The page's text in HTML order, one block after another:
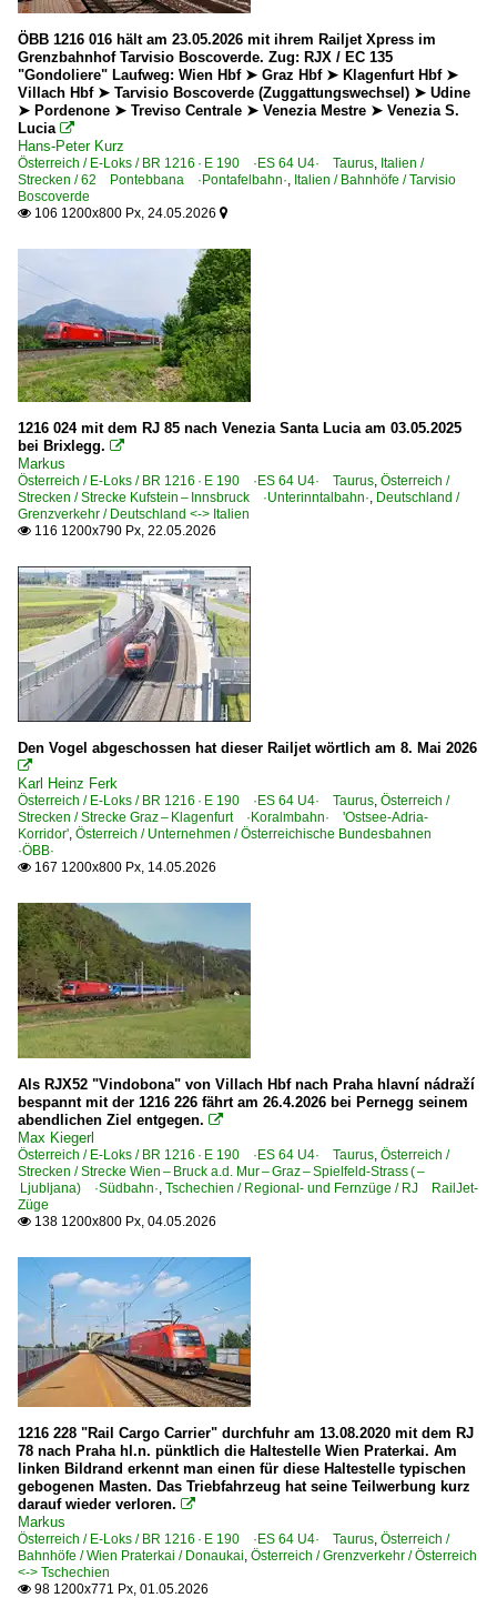
Sonstiges
Kurioses
Nachtaufnahmen
241 (Děčín–) Schöna – Bad Schandau – Pirna – Dresden
Strecken | KBS 400-499
440 Hagen – Finnentrop – Kreuztal – Siegen ·Ruhr-Sieg-
Strecken | KBS 600-699
655 Mannheim – Biblis – Riedstadt – Frankfurt
Strecken | KBS 700-799
720 Offenburg – Villingen – Singen (–Konstanz)
Strecken | KBS 800-999
880 Nürnberg – Regensburg – Obertraubling – Passau
950 München – Rosenheim
951 (München–) Rosenheim – Freilassing (–Salzburg)
955 (München–) Holzkirchen – Schliersee – Bayrischzell
980 Augsburg – Neuoffingen – Günzburg – Ulm
Italien
Bahnhöfe
Bolzano (Bozen)
Brennero
Bressanone (Brixen)
Peri
Pontebba
Suedtirol
Tarvisio Boscoverde
Venezia Santa Lucia (Venedig)
E-Loks
E.412
E.464 'locomotiva monocabina'
Elektrotriebzüge
ETR 170 ·Flirt MS 6-tlg·
Strecken
43 Brenner/Brennero – Verona ·Brennerbahn·
44 Franzenfeste – San Candido/Innichen
62 Pontebbana ·Pontafelbahn·
Unternehmen
ÖBB 1216 016 hält am 23.05.2026 mit ihrem Railjet Xpress im
Grenzbahnhof Tarvisio Boscoverde. Zug: RJX / EC 135
"Gondoliere" Laufweg: Wien Hbf ➤ Graz Hbf ➤ Klagenfurt Hbf ➤
Villach Hbf ➤ Tarvisio Boscoverde (Zuggattungswechsel) ➤ Udine
➤ Pordenone ➤ Treviso Centrale ➤ Venezia Mestre ➤ Venezia S.
Lucia 
Hans-Peter Kurz
Österreich / E-Loks / BR 1216 · E 190 ·ES 64 U4· Taurus, Italien /
Strecken / 62 Pontebbana ·Pontafelbahn·, Italien / Bahnhöfe / Tarvisio
Boscoverde
 106 1200x800 Px, 24.05.2026 
1216 024 mit dem RJ 85 nach Venezia Santa Lucia am 03.05.2025
bei Brixlegg. 
Markus
Österreich / E-Loks / BR 1216 · E 190 ·ES 64 U4· Taurus, Österreich /
Strecken / Strecke Kufstein – Innsbruck ·Unterinntalbahn·, Deutschland /
Grenzverkehr / Deutschland <-> Italien
 116 1200x790 Px, 22.05.2026
Den Vogel abgeschossen hat dieser Railjet wörtlich am 8. Mai 2026

Karl Heinz Ferk
Österreich / E-Loks / BR 1216 · E 190 ·ES 64 U4· Taurus, Österreich /
Strecken / Strecke Graz – Klagenfurt ·Koralmbahn· 'Ostsee-Adria-
Korridor', Österreich / Unternehmen / Österreichische Bundesbahnen
·ÖBB·
 167 1200x800 Px, 14.05.2026
Als RJX52 "Vindobona" von Villach Hbf nach Praha hlavní nádraží
bespannt mit der 1216 226 fährt am 26.4.2026 bei Pernegg seinem
abendlichen Ziel entgegen. 
Max Kiegerl
Österreich / E-Loks / BR 1216 · E 190 ·ES 64 U4· Taurus, Österreich /
Strecken / Strecke Wien – Bruck a.d. Mur – Graz – Spielfeld-Strass ( –
Ljubljana) ·Südbahn·, Tschechien / Regional- und Fernzüge / RJ RailJet-
Züge
 138 1200x800 Px, 04.05.2026
1216 228 "Rail Cargo Carrier" durchfuhr am 13.08.2020 mit dem RJ
78 nach Praha hl.n. pünktlich die Haltestelle Wien Praterkai. Am
linken Bildrand erkennt man einen für diese Haltestelle typischen
gebogenen Masten. Das Triebfahrzeug hat seine Teilwerbung kurz
darauf wieder verloren. 
Markus
Österreich / E-Loks / BR 1216 · E 190 ·ES 64 U4· Taurus, Österreich /
Bahnhöfe / Wien Praterkai / Donaukai, Österreich / Grenzverkehr / Österreich
<-> Tschechien
 98 1200x771 Px, 01.05.2026